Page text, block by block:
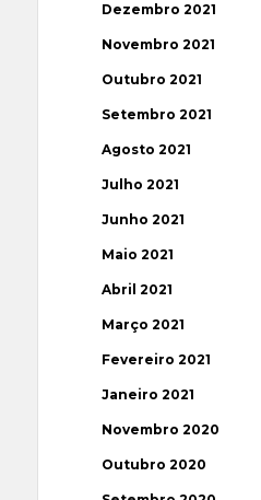
Dezembro 2021
Novembro 2021
Outubro 2021
Setembro 2021
Agosto 2021
Julho 2021
Junho 2021
Maio 2021
Abril 2021
Março 2021
Fevereiro 2021
Janeiro 2021
Novembro 2020
Outubro 2020